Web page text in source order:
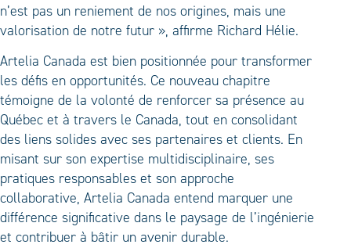
n’est pas un reniement de nos origines, mais une
valorisation de notre futur », affirme Richard Hélie.
Artelia Canada est bien positionnée pour transformer
les défis en opportunités. Ce nouveau chapitre
témoigne de la volonté de renforcer sa présence au
Québec et à travers le Canada, tout en consolidant
des liens solides avec ses partenaires et clients. En
misant sur son expertise multidisciplinaire, ses
pratiques responsables et son approche
collaborative, Artelia Canada entend marquer une
différence significative dans le paysage de l’ingénierie
et contribuer à bâtir un avenir durable.